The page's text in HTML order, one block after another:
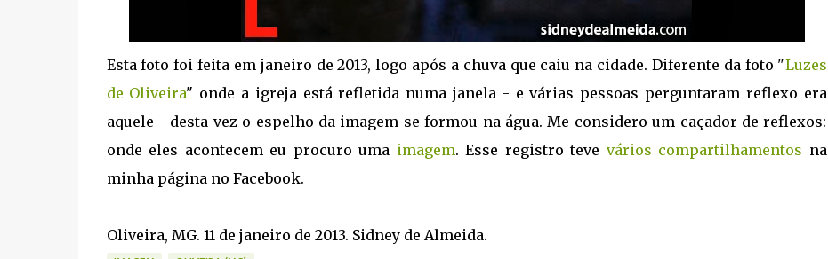
Esta foto foi feita em janeiro de 2013, logo após a chuva que caiu na cidade. Diferente da foto "Luzes
de Oliveira" onde a igreja está refletida numa janela - e várias pessoas perguntaram reflexo era
aquele - desta vez o espelho da imagem se formou na água. Me considero um caçador de reflexos:
onde eles acontecem eu procuro uma imagem. Esse registro teve vários compartilhamentos na
minha página no Facebook.
Oliveira, MG. 11 de janeiro de 2013. Sidney de Almeida.